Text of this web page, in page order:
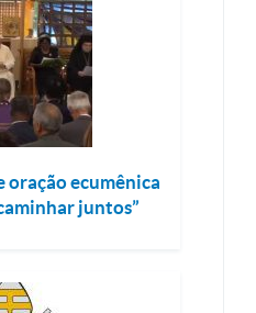
oração ecumênica
juntos”